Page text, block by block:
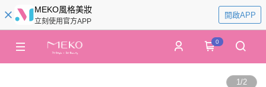
MEKO風格美妝
立刻使用官方APP
開啟APP
0
1/2